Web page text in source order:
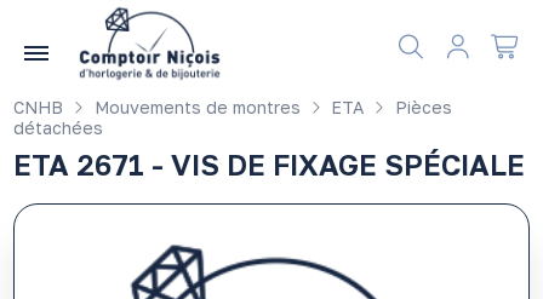
CNHB Mouvements de montres ETA
Pièces
détachées
ETA 2671 - VIS DE FIXAGE SPÉCIALE
Gérer les préférences en matière de cookies